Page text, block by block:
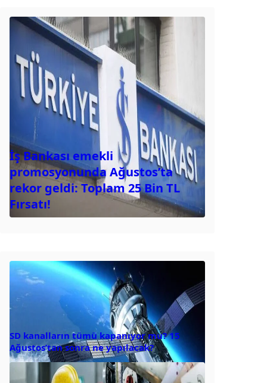
İş Bankası emekli
promosyonunda Ağustos’ta
rekor geldi: Toplam 25 Bin TL
Fırsatı!
SD kanalların tümü kapanıyor mu? 15
Ağustos’tan sonra ne yapılacak?